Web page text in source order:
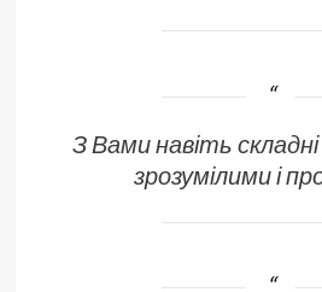
З Вами навіть
зрозумілими і